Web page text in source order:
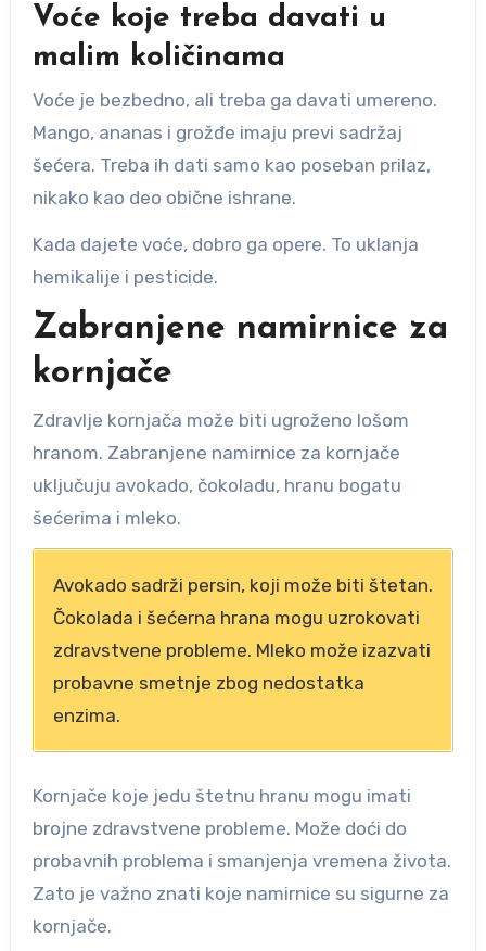
Voće koje treba davati u
malim količinama
Voće je bezbedno, ali treba ga davati umereno.
Mango, ananas i grožđe imaju previ sadržaj
šećera. Treba ih dati samo kao poseban prilaz,
nikako kao deo obične ishrane.
Kada dajete voće, dobro ga opere. To uklanja
hemikalije i pesticide.
Zabranjene namirnice za
kornjače
Zdravlje kornjača može biti ugroženo lošom
hranom. Zabranjene namirnice za kornjače
uključuju avokado, čokoladu, hranu bogatu
šećerima i mleko.
Avokado sadrži persin, koji može biti štetan.
Čokolada i šećerna hrana mogu uzrokovati
zdravstvene probleme. Mleko može izazvati
probavne smetnje zbog nedostatka
enzima.
Kornjače koje jedu štetnu hranu mogu imati
brojne zdravstvene probleme. Može doći do
probavnih problema i smanjenja vremena života.
Zato je važno znati koje namirnice su sigurne za
kornjače.